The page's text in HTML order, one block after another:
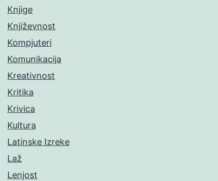
Knjige
Književnost
Kompjuteri
Komunikacija
Kreativnost
Kritika
Krivica
Kultura
Latinske Izreke
Laž
Lenjost